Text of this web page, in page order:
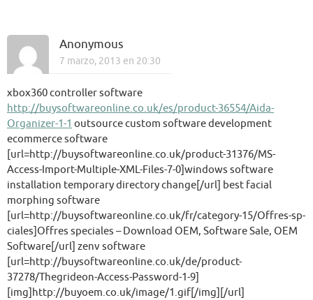
Anonymous
7 marzo, 2013 en 20:30
xbox360 controller software
http://buysoftwareonline.co.uk/es/product-36554/Aida-
Organizer-1-1 outsource custom software development
ecommerce software
[url=http://buysoftwareonline.co.uk/product-31376/MS-
Access-Import-Multiple-XML-Files-7-0]windows software
installation temporary directory change[/url] best facial
morphing software
[url=http://buysoftwareonline.co.uk/fr/category-15/Offres-sp-
ciales]Offres speciales – Download OEM, Software Sale, OEM
Software[/url] zenv software
[url=http://buysoftwareonline.co.uk/de/product-
37278/Thegrideon-Access-Password-1-9]
[img]http://buyoem.co.uk/image/1.gif[/img][/url]